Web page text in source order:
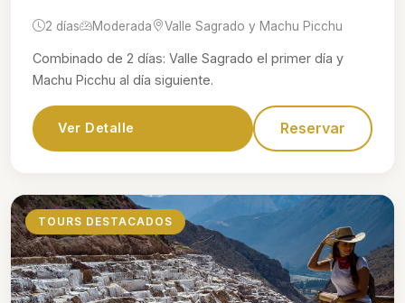
2 días Moderada Valle Sagrado y Machu Picchu
Combinado de 2 días: Valle Sagrado el primer día y
Machu Picchu al día siguiente.
Ver Detalle Reservar
TOURS DESTACADOS